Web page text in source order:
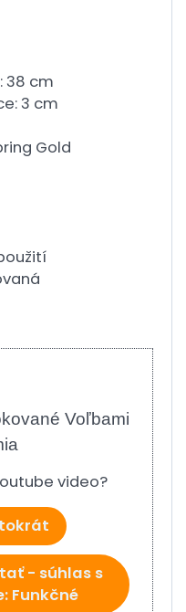
38 cm
3 cm
Gold
Voľbami
video?
- súhlas s
Funkčné